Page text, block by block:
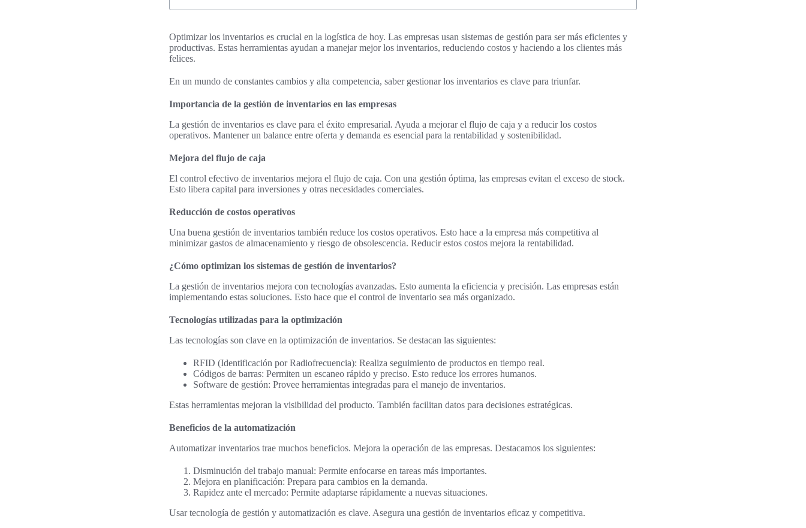
Optimizar los inventarios es crucial en la logística de hoy. Las empresas usan sistemas de gestión para ser más eficientes y
productivas. Estas herramientas ayudan a manejar mejor los inventarios, reduciendo costos y haciendo a los clientes más
felices.
En un mundo de constantes cambios y alta competencia, saber gestionar los inventarios es clave para triunfar.
Importancia de la gestión de inventarios en las empresas
La gestión de inventarios es clave para el éxito empresarial. Ayuda a mejorar el flujo de caja y a reducir los costos
operativos. Mantener un balance entre oferta y demanda es esencial para la rentabilidad y sostenibilidad.
Mejora del flujo de caja
El control efectivo de inventarios mejora el flujo de caja. Con una gestión óptima, las empresas evitan el exceso de stock.
Esto libera capital para inversiones y otras necesidades comerciales.
Reducción de costos operativos
Una buena gestión de inventarios también reduce los costos operativos. Esto hace a la empresa más competitiva al
minimizar gastos de almacenamiento y riesgo de obsolescencia. Reducir estos costos mejora la rentabilidad.
¿Cómo optimizan los sistemas de gestión de inventarios?
La gestión de inventarios mejora con tecnologías avanzadas. Esto aumenta la eficiencia y precisión. Las empresas están
implementando estas soluciones. Esto hace que el control de inventario sea más organizado.
Tecnologías utilizadas para la optimización
Las tecnologías son clave en la optimización de inventarios. Se destacan las siguientes:
RFID (Identificación por Radiofrecuencia): Realiza seguimiento de productos en tiempo real.
Códigos de barras: Permiten un escaneo rápido y preciso. Esto reduce los errores humanos.
Software de gestión: Provee herramientas integradas para el manejo de inventarios.
Estas herramientas mejoran la visibilidad del producto. También facilitan datos para decisiones estratégicas.
Beneficios de la automatización
Automatizar inventarios trae muchos beneficios. Mejora la operación de las empresas. Destacamos los siguientes:
Disminución del trabajo manual: Permite enfocarse en tareas más importantes.
Mejora en planificación: Prepara para cambios en la demanda.
Rapidez ante el mercado: Permite adaptarse rápidamente a nuevas situaciones.
Usar tecnología de gestión y automatización es clave. Asegura una gestión de inventarios eficaz y competitiva.